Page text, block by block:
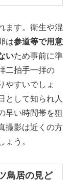
ます。衛生や混
は参道等で用意
いため事前に準
二拍手一拝の
やすいでしょ
として知られ人
早い時間帯を狙
撮影は近くの方
ょう。
鳥居の見ど